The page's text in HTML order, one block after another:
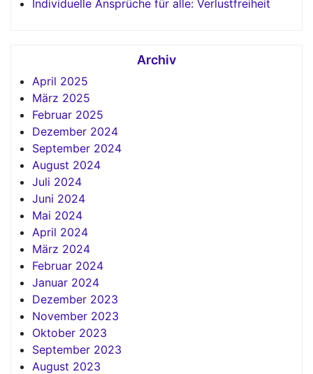
Individuelle Ansprüche für alle: Verlustfreiheit
Archiv
April 2025
März 2025
Februar 2025
Dezember 2024
September 2024
August 2024
Juli 2024
Juni 2024
Mai 2024
April 2024
März 2024
Februar 2024
Januar 2024
Dezember 2023
November 2023
Oktober 2023
September 2023
August 2023